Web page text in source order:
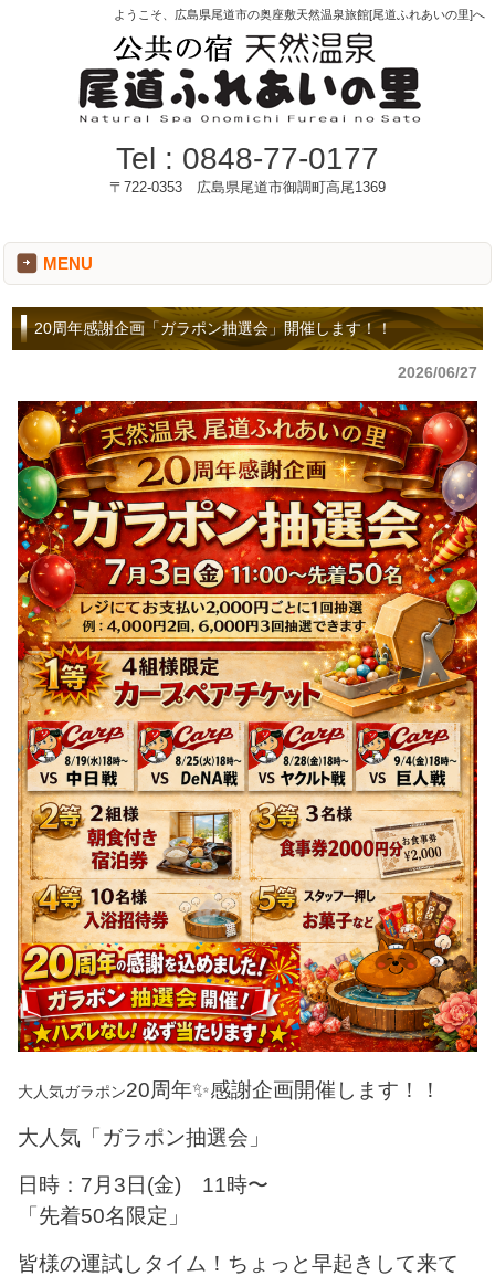
ようこそ、広島県尾道市の奥座敷天然温泉旅館[尾道ふれあいの里]へ
Tel : 0848-77-0177
〒722-0353 広島県尾道市御調町高尾1369
MENU
20周年感謝企画「ガラポン抽選会」開催します！！
2026/06/27
大人気ガラポン20周年✨感謝企画開催します！！
大人気「ガラポン抽選会」
日時：7月3日(金) 11時〜
「先着50名限定」
皆様の運試しタイム！ちょっと早起きして来て